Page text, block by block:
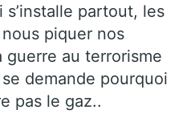
partout, les
piquer nos
guerre au terrorisme
demande pourquoi
pas le gaz..